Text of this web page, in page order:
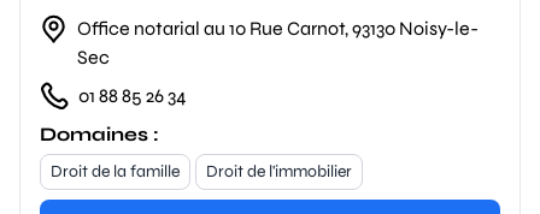
Office notarial au 10 Rue Carnot, 93130 Noisy-le-
Sec
01 88 85 26 34
Domaines :
Droit de la famille Droit de l'immobilier